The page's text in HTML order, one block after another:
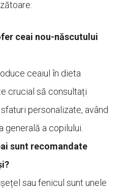
ceai nou-născutului
ceaiul în dieta
crucial să consultați
personalizate, având
generală a copilului.
sunt recomandate
sau fenicul sunt unele